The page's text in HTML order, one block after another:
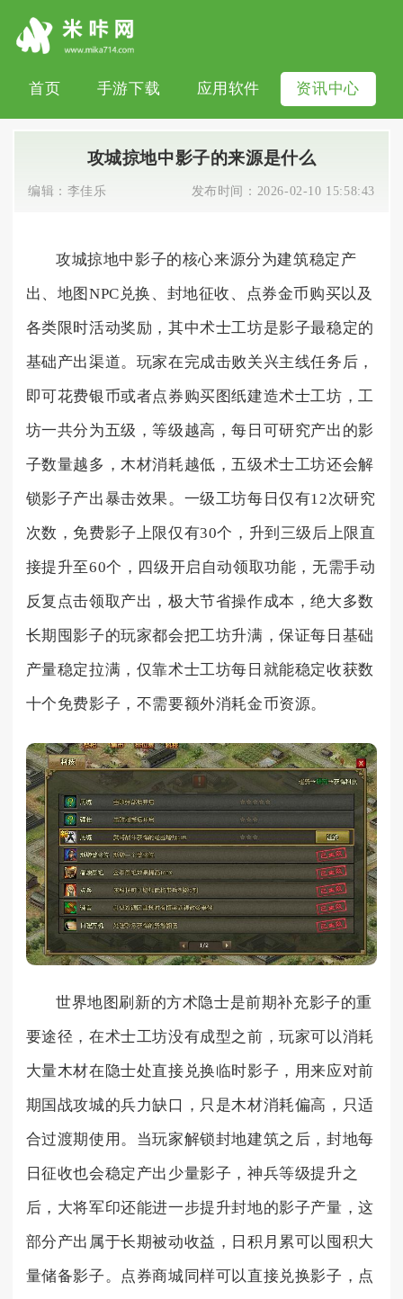
首页 手游下载 应用软件 资讯中心
攻城掠地中影子的来源是什么
编辑： 李佳乐 发布时间： 2026-02-10 15:58:43
攻城掠地中影子的核心来源分为建筑稳定产
出、地图NPC兑换、封地征收、点券金币购买以及
各类限时活动奖励，其中术士工坊是影子最稳定的
基础产出渠道。玩家在完成击败关兴主线任务后，
即可花费银币或者点券购买图纸建造术士工坊，工
坊一共分为五级，等级越高，每日可研究产出的影
子数量越多，木材消耗越低，五级术士工坊还会解
锁影子产出暴击效果。一级工坊每日仅有12次研究
次数，免费影子上限仅有30个，升到三级后上限直
接提升至60个，四级开启自动领取功能，无需手动
反复点击领取产出，极大节省操作成本，绝大多数
长期囤影子的玩家都会把工坊升满，保证每日基础
产量稳定拉满，仅靠术士工坊每日就能稳定收获数
十个免费影子，不需要额外消耗金币资源。
世界地图刷新的方术隐士是前期补充影子的重
要途径，在术士工坊没有成型之前，玩家可以消耗
大量木材在隐士处直接兑换临时影子，用来应对前
期国战攻城的兵力缺口，只是木材消耗偏高，只适
合过渡期使用。当玩家解锁封地建筑之后，封地每
日征收也会稳定产出少量影子，神兵等级提升之
后，大将军印还能进一步提升封地的影子产量，这
部分产出属于长期被动收益，日积月累可以囤积大
量储备影子。点券商城同样可以直接兑换影子，点